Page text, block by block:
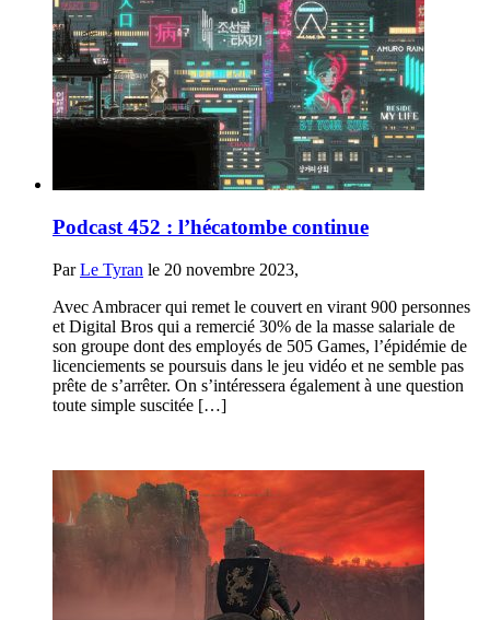
Podcast 452 : l’hécatombe continue
ParLe Tyran le 20 novembre 2023,
Avec Ambracer qui remet le couvert en virant 900 personnes
et Digital Bros qui a remercié 30% de la masse salariale de
son groupe dont des employés de 505 Games, l’épidémie de
licenciements se poursuis dans le jeu vidéo et ne semble pas
prête de s’arrêter. On s’intéressera également à une question
toute simple suscitée […]